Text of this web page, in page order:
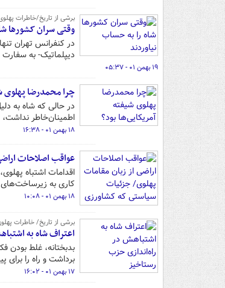
برشی از تاریخ/خاطرات
وقتی سران کشورها
در کنفرانس تهران
دیپلماتیک- به سفارت
۱۹ بهمن ۰۱ - ۰۵:۳۷
چرا محمدرضا پهلوی
در حالی که شاه به
اطمینان‌خاطر
۱۸ بهمن ۰۱ - ۱۶:۳۸
عواقب اصلاحات
اقدامات اشتباه
کاری به
۱۸ بهمن ۰۱ - ۱۰:۰۸
برشی از تاریخ/ خاطرات
اعتراف شاه به
بدبختانه، غلط بودن
برداشت و راه را
۱۷ بهمن ۰۱ - ۱۶:۰۲